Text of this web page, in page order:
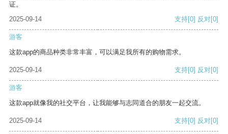
证。
2025-09-14
支持[0] 反对[0]
游客
这款app的商品种类非常丰富，可以满足我所有的购物需求。
2025-09-14 支持[0] 反对[0]
游客
这款app就像我的社交平台，让我能够与志同道合的朋友一起交流。
2025-09-14 支持[0] 反对[0]